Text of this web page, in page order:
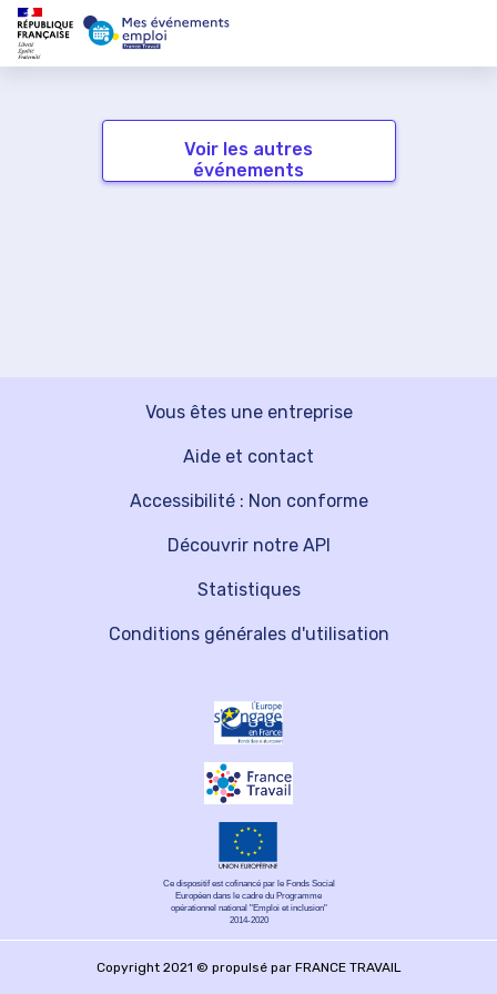
Voir les autres
événements
Vous êtes une entreprise
Découvrir notre API
Aide et contact
Statistiques
Accessibilité : Non conforme
Conditions générales d'utilisation
Ce dispositif est cofinancé par le Fonds Social
Européen dans le cadre du Programme
opérationnel national "Emploi et inclusion"
2014-2020
Copyright 2021 © propulsé par FRANCE TRAVAIL